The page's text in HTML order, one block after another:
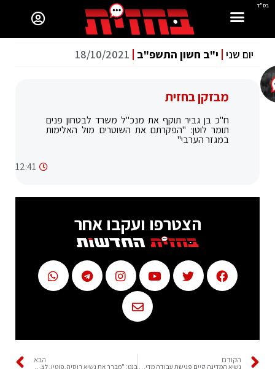
בס"ד
יום שני י"ב חשון התשפ"ב 18/10/2021
מבזקן בחזית
ח"כ בן גביר תוקף את מנכ"ל משרד לבטחון פנים
תומר לוטן: "הפקרתם את השוטרים מול האלימות
במגזר הערבי"
12:41
הצטרפו ועקבו אחר
הקודם הבא